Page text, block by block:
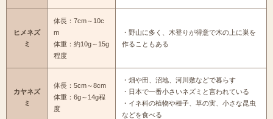
ヒメネズ
ミ
体長：7cm～10c
m
体重：約10g～15g
程度
・野山に多く、木登りが得意で木の上に巣を
作ることもある
カヤネズ
ミ
体長：5cm～8cm
体重：6g～14g程
度
・畑や田、沼地、河川敷などで暮らす
・日本で一番小さいネズミと言われている
・イネ科の植物や種子、草の実、小さな昆虫
などを食べる